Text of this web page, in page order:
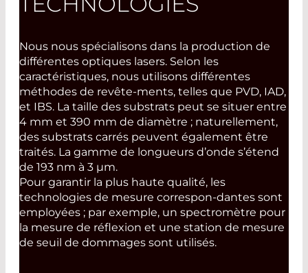
Nous nous spécialisons dans la production de
différentes optiques lasers. Selon les
caractéristiques, nous utilisons différentes
méthodes de revête-ments, telles que PVD, IAD,
et IBS. La taille des substrats peut se situer entre
4 mm et 390 mm de diamètre ; naturellement,
des substrats carrés peuvent également être
traités. La gamme de longueurs d’onde s’étend
de 193 nm à 3 µm.
Pour garantir la plus haute qualité, les
technologies de mesure correspon-dantes sont
employées ; par exemple, un spectromètre pour
la mesure de réflexion et une station de mesure
de seuil de dommages sont utilisés.